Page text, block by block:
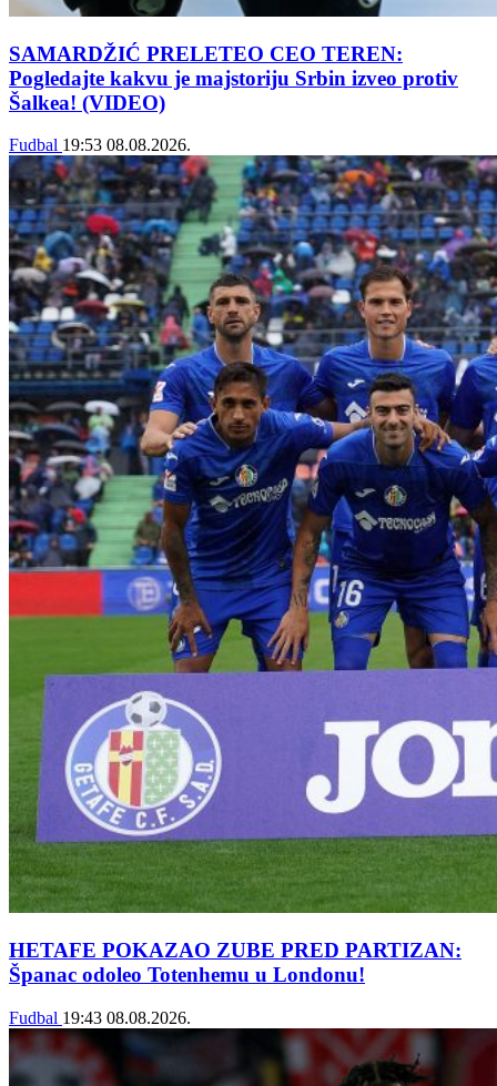
SAMARDŽIĆ PRELETEO CEO TEREN:
Pogledajte kakvu je majstoriju Srbin izveo protiv
Šalkea! (VIDEO)
Fudbal 19:53 08.08.2026.
HETAFE POKAZAO ZUBE PRED PARTIZAN:
Španac odoleo Totenhemu u Londonu!
Fudbal 19:43 08.08.2026.